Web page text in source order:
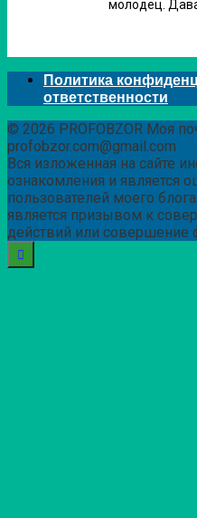
молодец.
Политика
ответственности
© 2026 PROFOBZOR Моя
profobzor.com@gmail.com
Вся изложенная на сайте
ознакомления и является
пользователей моего
является призывом к
действий или совершение